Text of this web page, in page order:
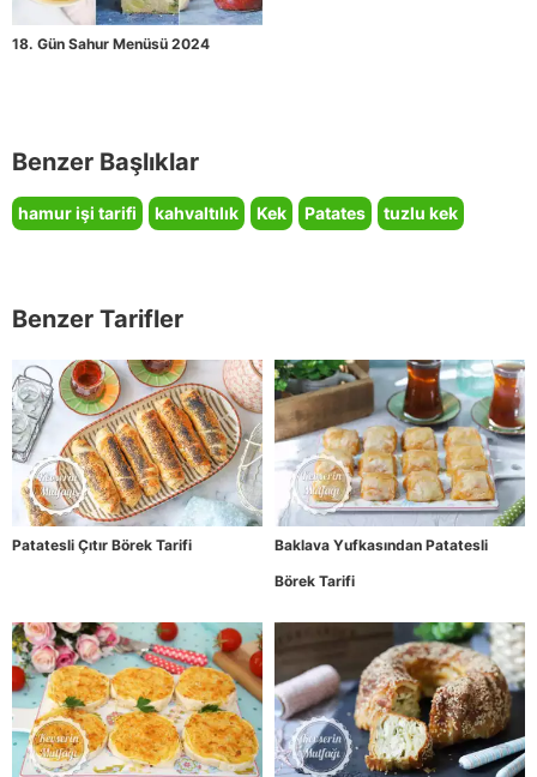
18. Gün Sahur Menüsü 2024
Benzer Başlıklar
hamur işi tarifi kahvaltılık Kek Patates tuzlu kek
Benzer Tarifler
Patatesli Çıtır Börek Tarifi
Baklava Yufkasından Patatesli
Börek Tarifi